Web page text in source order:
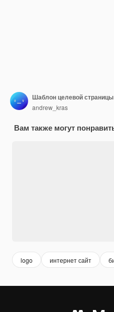
andrew_kras
Вам также могут
logo интернет сайт